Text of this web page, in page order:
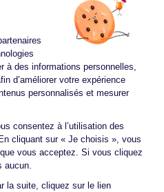
et doit être remboursé.
remboursement avant de
nature que ce soit, ne
avant l'obtention
prêts d'argent.
•Plan du site• Mentions